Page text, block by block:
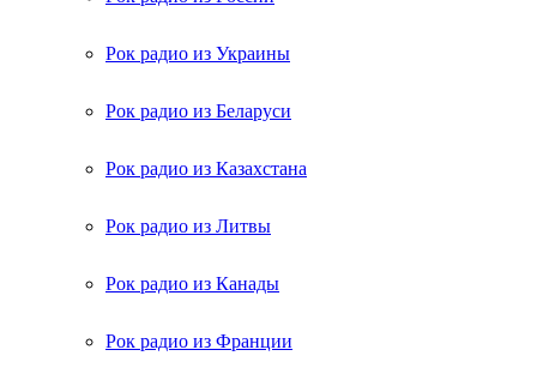
Рок радио из Украины
Рок радио из Беларуси
Рок радио из Казахстана
Рок радио из Литвы
Рок радио из Канады
Рок радио из Франции